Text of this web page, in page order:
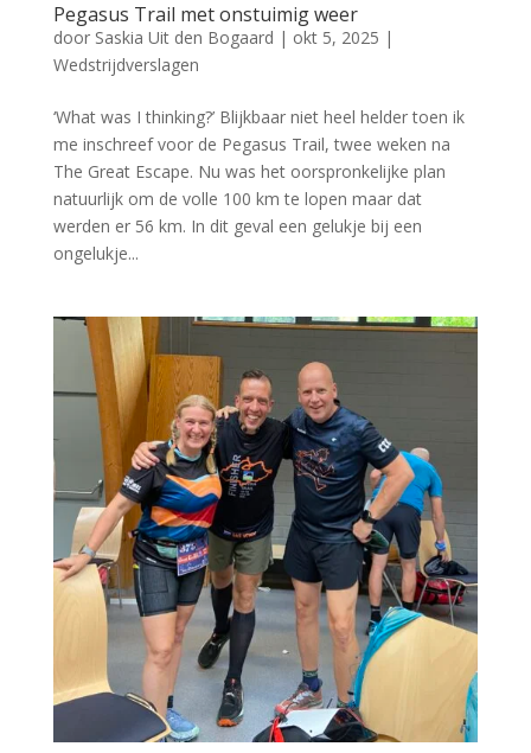
Pegasus Trail met onstuimig weer
door Saskia Uit den Bogaard | okt 5, 2025 |
Wedstrijdverslagen
‘What was I thinking?’ Blijkbaar niet heel helder toen ik
me inschreef voor de Pegasus Trail, twee weken na
The Great Escape. Nu was het oorspronkelijke plan
natuurlijk om de volle 100 km te lopen maar dat
werden er 56 km. In dit geval een gelukje bij een
ongelukje...